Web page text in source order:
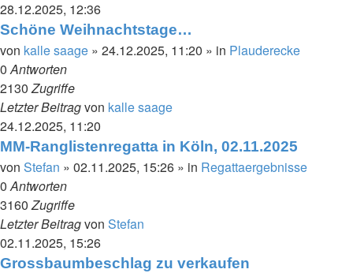
28.12.2025, 12:36
Schöne Weihnachtstage…
von kalle saage » 24.12.2025, 11:20 » in Plauderecke
0Antworten
2130Zugriffe
Letzter Beitragvon kalle saage
24.12.2025, 11:20
MM-Ranglistenregatta in Köln, 02.11.2025
von Stefan » 02.11.2025, 15:26 » in Regattaergebnisse
0Antworten
3160Zugriffe
Letzter Beitragvon Stefan
02.11.2025, 15:26
Grossbaumbeschlag zu verkaufen